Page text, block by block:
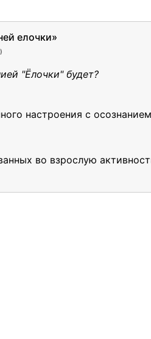
елочки»
)
"Ёлочки" будет?
настроения с
во взрослую